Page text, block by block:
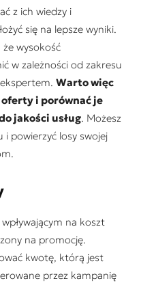
z ich wiedzy i
się na lepsze wyniki.
wysokość
w zależności od zakresu
Warto więc
i porównać je
jakości usług. Możesz
i powierzyć losy swojej
na koszt
na promocję.
kwotę, którą jest
przez kampanię